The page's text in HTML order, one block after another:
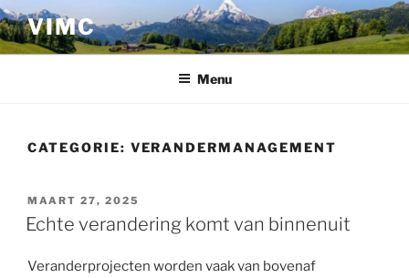
Ga
naar
de
VIMC
Menu
CATEGORIE: VERANDERMANAGEMENT
GEPLAATST
OP
MAART 27, 2025
Echte verandering komt van binnenuit
Veranderprojecten worden vaak van bovenaf